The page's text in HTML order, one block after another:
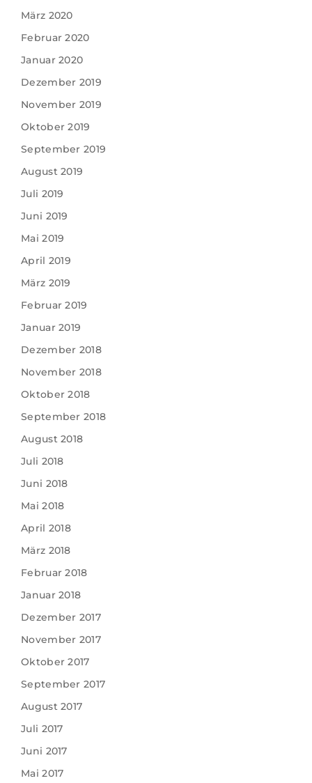
März 2020
Februar 2020
Januar 2020
Dezember 2019
November 2019
Oktober 2019
September 2019
August 2019
Juli 2019
Juni 2019
Mai 2019
April 2019
März 2019
Februar 2019
Januar 2019
Dezember 2018
November 2018
Oktober 2018
September 2018
August 2018
Juli 2018
Juni 2018
Mai 2018
April 2018
März 2018
Februar 2018
Januar 2018
Dezember 2017
November 2017
Oktober 2017
September 2017
August 2017
Juli 2017
Juni 2017
Mai 2017